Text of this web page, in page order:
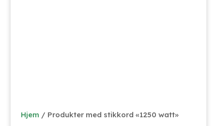
Hjem / Produkter med stikkord «1250 watt»